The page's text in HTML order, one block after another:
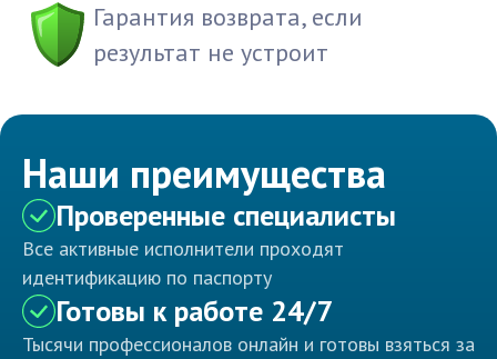
Гарантия возврата, если
результат не устроит
Наши преимущества
Проверенные специалисты
Все активные исполнители проходят
идентификацию по паспорту
Готовы к работе 24/7
Тысячи профессионалов онлайн и готовы взяться за